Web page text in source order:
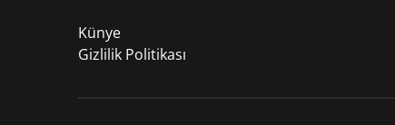
Künye
Gizlilik Politikası